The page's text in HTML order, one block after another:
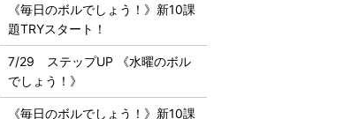
《毎日のボルでしょう！》新10課
題TRYスタート！
7/29 ステップUP 《水曜のボル
でしょう！》
《毎日のボルでしょう！》新10課